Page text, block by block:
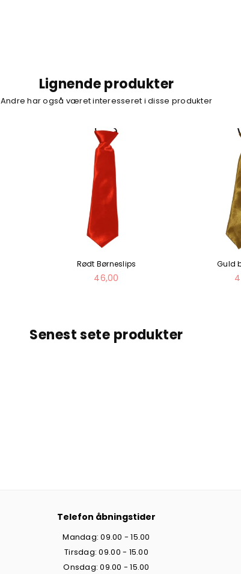
Lignende produkter
Andre har også været interesseret i disse produkter
Rødt Børneslips
Normal
46,00
Guld
Senest sete produkter
Telefon åbningstider
Mandag: 09.00 - 15.00
Tirsdag: 09.00 - 15.00
Onsdag: 09.00 - 15.00